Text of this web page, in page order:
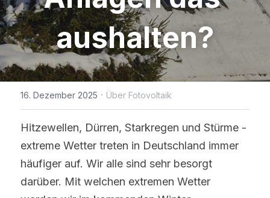
IBC Solarmodul-Technologie
Bifaciale Solarmodul-Technologi
1/3-Cut Solarmodul-Technolog
Shingled Solarmodule Technologi
Zeitlich begrenzte Aktion
Broschüre
Photovoltaik Technologie Neuigk
Maysun Solar Nachrichten
Neue Photovoltaik-Politik
PV Preistrend
Kontaktieren Sie uns
Treten der Facebook-Gruppe bei
WhatsApp
aushalten?
16. Dezember 2025 · Über Fotovoltaik
Hitzewellen, Dürren, Starkregen und Stürme -
extreme Wetter treten in Deutschland immer
häufiger auf. Wir alle sind sehr besorgt
darüber. Mit welchen extremen Wetter